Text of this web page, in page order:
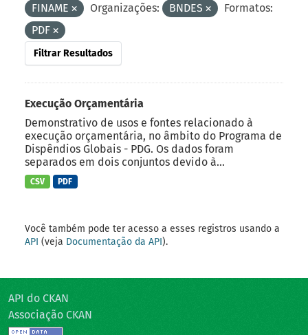
FINAME
Organizações: BNDES
Formatos:
PDF
Filtrar Resultados
Execução Orçamentária
Demonstrativo de usos e fontes relacionado à
execução orçamentária, no âmbito do Programa de
Dispêndios Globais - PDG. Os dados foram
separados em dois conjuntos devido à...
CSV PDF
Você também pode ter acesso a esses registros usando a
API (veja Documentação da API).
API do CKAN
Associação CKAN